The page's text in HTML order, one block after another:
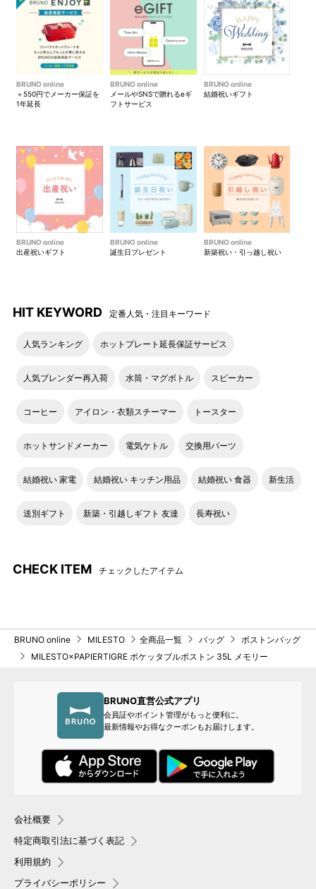
前面のループには上着やスト
ールなどを通して掛けられま
す。
背面はキャリーのハンドルに
通すことができます。
り、キャリーに乗せながらも
サッと取り出せます。
なっており、指を引っ掛けて
スムーズに開閉できるように
なっています。（画像は45L
サイズのノーディックを使用
しています）
強度と撥水性を兼ね揃えた
生地を使用。
MILESTO×PAPIERTIGREのロ
ク
■折りたたみ方
内ポケットの部分を下にして
置き、サイドを内側にたた
BRUNO online
＋550円でメーカー保証を
1年延長
BRUNO online
メールやSNSで贈れるeギ
フトサービス
BRUNO online
結婚祝いギフト
BRUNO online
出産祝いギフト
BRUNO online
誕生日プレゼント
BRUNO online
新築祝い・引っ越し祝い
HIT KEYWORD 定番人気・注目キーワード
人気ランキング ホットプレート延長保証サービス
人気ブレンダー再入荷 水筒・マグボトル スピーカー
コーヒー アイロン・衣類スチーマー トースター
ホットサンドメーカー 電気ケトル 交換用パーツ
結婚祝い 家電 結婚祝い キッチン用品 結婚祝い 食器 新生活
送別ギフト 新築・引越しギフト 友達 長寿祝い
CHECK ITEM チェックしたアイテム
BRUNO online MILESTO 全商品一覧 バッグ
ボストンバッグ
MILESTO×PAPIERTIGRE ポケッタブルボストン 35L メモリー
BRUNO直営公式アプリ
会員証やポイント管理がもっと便利に。
最新情報やお得なクーポンもお届けします。
会社概要
特定商取引法に基づく表記
利用規約
プライバシーポリシー